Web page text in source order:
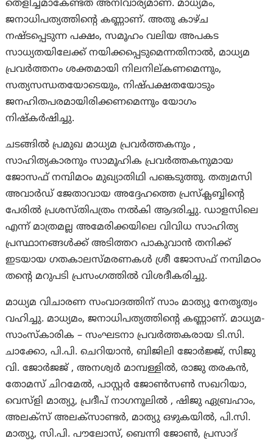
തെളിച്ചമാകേണ്ടത് അനിവാര്യമാണ്. മാധ്യമം,
ജനാധിപത്യത്തിന്റെ കണ്ണാണ്. അതു കാഴ്ച
നഷ്ടപ്പെടുന്ന പക്ഷം, സമൂഹം വലിയ അപകട
സാധ്യതയിലേക്ക് നയിക്കപ്പെടുമെന്നതിനാൽ, മാധ്യമ
പ്രവർത്തനം ശക്തമായി നിലനില്കണമെന്നും,
സത്യസന്ധതയോടെയും, നിഷ്പക്ഷതയോടും
ജനഹിതപരമായിരിക്കണമെന്നും യോഗം
നിഷ്കർഷിച്ചു.
ചടങ്ങിൽ പ്രമുഖ മാധ്യമ പ്രവർത്തകനും ,
സാഹിത്യകാരനും സാമൂഹിക പ്രവർത്തകനുമായ
ജോസഫ് നമ്പിമഠം മുഖ്യാതിഥി പങ്കെടുത്തു. തത്വമസി
അവാർഡ് ജേതാവായ അദ്ദേഹത്തെ പ്രസ്ക്ലബ്ബിൻ്റെ
പേരിൽ പ്രശസ്തിപത്രം നൽകി ആദരിച്ചു. ഡാളസിലെ
എന്ന് മാത്രമല്ല അമേരിക്കയിലെ വിവിധ സാഹിത്യ
പ്രസ്ഥാനങ്ങൾക്ക് അടിത്തറ പാകുവാൻ തനിക്ക്
ഇടയായ ഗതകാലസ്മരണകൾ ശ്രീ ജോസഫ് നമ്പിമഠം
തൻ്റെ മറുപടി പ്രസംഗത്തിൽ വിശദീകരിച്ചു.
മാധ്യമ വിചാരണ സംവാദത്തിന് സാം മാത്യു നേതൃത്വം
വഹിച്ചു. മാധ്യമം, ജനാധിപത്യത്തിന്റെ കണ്ണാണ്. മാധ്യമ-
സാംസ്കാരിക – സംഘടനാ പ്രവർത്തകരായ ടി.സി.
ചാക്കോ, പി.പി. ചെറിയാൻ, ബിജിലി ജോർജ്ജ്, സിജു
വി. ജോർജജ് , അനശ്വർ മാമ്പള്ളിൽ, രാജു തരകൻ,
തോമസ് ചിറമേൽ, പാസ്റ്റർ ജോൺസൺ സഖറിയാ,
വെസ്ളി മാത്യു, പ്രദീപ് നാഗനൂലിൽ , ഷിജു ഏബ്രഹാം,
അലക്സ് അലക്സാണ്ടർ, മാത്യു ഒഴുകയിൽ, പി.സി.
മാത്യു, സി.പി. പൗലോസ്, ബെന്നി ജോൺ, പ്രസാദ്